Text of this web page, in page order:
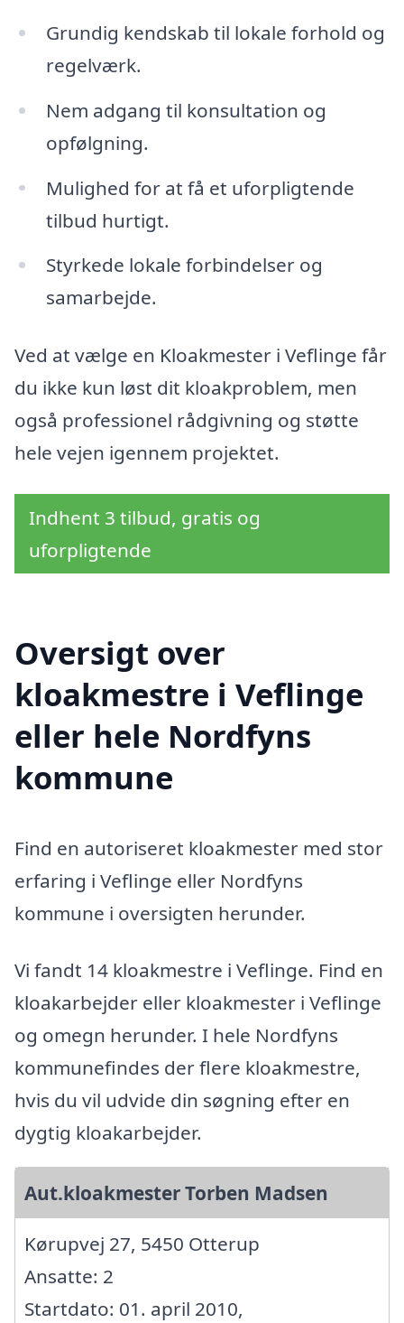
Grundig kendskab til lokale forhold og
regelværk.
Nem adgang til konsultation og
opfølgning.
Mulighed for at få et uforpligtende
tilbud hurtigt.
Styrkede lokale forbindelser og
samarbejde.
Ved at vælge en Kloakmester i Veflinge får
du ikke kun løst dit kloakproblem, men
også professionel rådgivning og støtte
hele vejen igennem projektet.
Indhent 3 tilbud, gratis og
uforpligtende
Oversigt over
kloakmestre i Veflinge
eller hele Nordfyns
kommune
Find en autoriseret kloakmester med stor
erfaring i Veflinge eller Nordfyns
kommune i oversigten herunder.
Vi fandt 14 kloakmestre i Veflinge. Find en
kloakarbejder eller kloakmester i Veflinge
og omegn herunder. I hele Nordfyns
kommunefindes der flere kloakmestre,
hvis du vil udvide din søgning efter en
dygtig kloakarbejder.
Aut.kloakmester Torben Madsen
Kørupvej 27, 5450 Otterup
Ansatte: 2
Startdato: 01. april 2010,